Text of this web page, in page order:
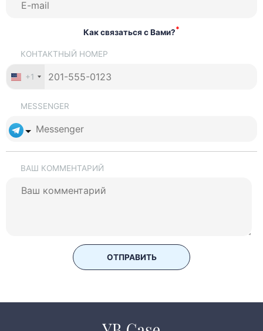
Как связаться с Вами?*
КОНТАКТНЫЙ НОМЕР
+1
MESSENGER
ВАШ КОММЕНТАРИЙ
ОТПРАВИТЬ